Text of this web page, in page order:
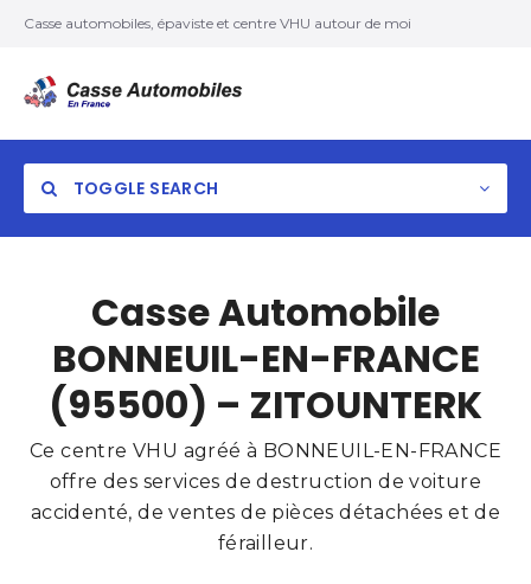
Casse automobiles, épaviste et centre VHU autour de moi
TOGGLE SEARCH
Casse Automobile
BONNEUIL-EN-FRANCE
(95500) – ZITOUNTERK
Ce centre VHU agréé à BONNEUIL-EN-FRANCE
offre des services de destruction de voiture
accidenté, de ventes de pièces détachées et de
férailleur.